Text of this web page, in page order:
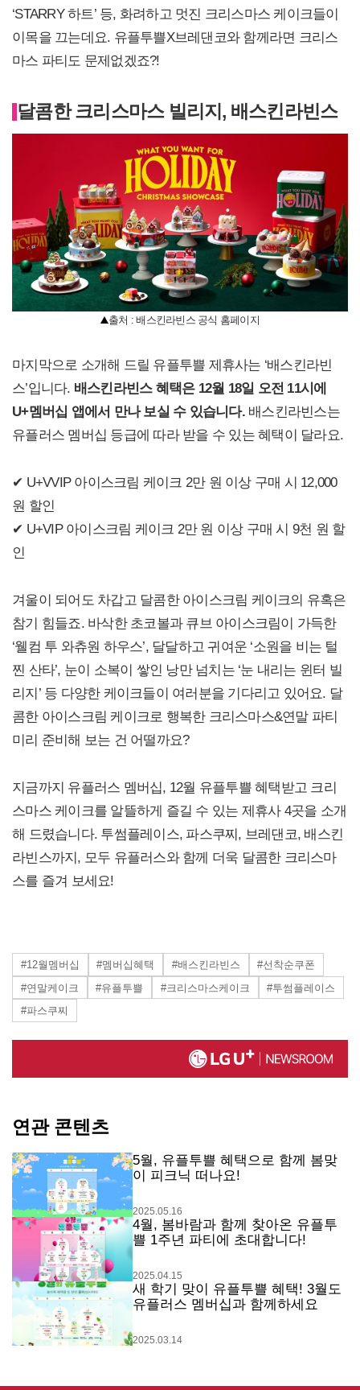
‘STARRY 하트’ 등, 화려하고 멋진 크리스마스 케이크들이
이목을 끄는데요. 유플투쁠X브레댄코와 함께라면 크리스
마스 파티도 문제없겠죠?!
달콤한 크리스마스 빌리지, 배스킨라빈스
출처 : 배스킨라빈스 공식 홈페이지
마지막으로 소개해 드릴 유플투쁠 제휴사는 ‘배스킨라빈
스’입니다. 배스킨라빈스 혜택은 12월 18일 오전 11시에
U+멤버십 앱에서 만나 보실 수 있습니다. 배스킨라빈스는
유플러스 멤버십 등급에 따라 받을 수 있는 혜택이 달라요.
✔ U+VVIP 아이스크림 케이크 2만 원 이상 구매 시 12,000
원 할인
✔ U+VIP 아이스크림 케이크 2만 원 이상 구매 시 9천 원 할
인
겨울이 되어도 차갑고 달콤한 아이스크림 케이크의 유혹은
참기 힘들죠. 바삭한 초코볼과 큐브 아이스크림이 가득한
‘웰컴 투 와츄원 하우스’, 달달하고 귀여운 ‘소원을 비는 털
찐 산타’, 눈이 소복이 쌓인 낭만 넘치는 ‘눈 내리는 윈터 빌
리지’ 등 다양한 케이크들이 여러분을 기다리고 있어요. 달
콤한 아이스크림 케이크로 행복한 크리스마스&연말 파티
미리 준비해 보는 건 어떨까요?
지금까지 유플러스 멤버십, 12월 유플투쁠 혜택받고 크리
스마스 케이크를 알뜰하게 즐길 수 있는 제휴사 4곳을 소개
해 드렸습니다. 투썸플레이스, 파스쿠찌, 브레댄코, 배스킨
라빈스까지, 모두 유플러스와 함께 더욱 달콤한 크리스마
스를 즐겨 보세요!
#12월멤버십 #멤버십혜택 #배스킨라빈스
#선착순쿠폰
#연말케이크
#유플투쁠 #크리스마스케이크
#투썸플레이스
#파스쿠찌
연관 콘텐츠
5월, 유플투쁠 혜택으로 함께 봄맞
이 피크닉 떠나요!
2025.05.16
4월, 봄바람과 함께 찾아온 유플투
쁠 1주년 파티에 초대합니다!
2025.04.15
새 학기 맞이 유플투쁠 혜택! 3월도
유플러스 멤버십과 함께하세요
2025.03.14